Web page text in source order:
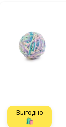
Выгодно
🛍️